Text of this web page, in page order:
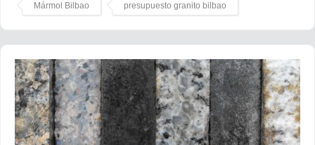
Mármol Bilbao presupuesto granito bilbao